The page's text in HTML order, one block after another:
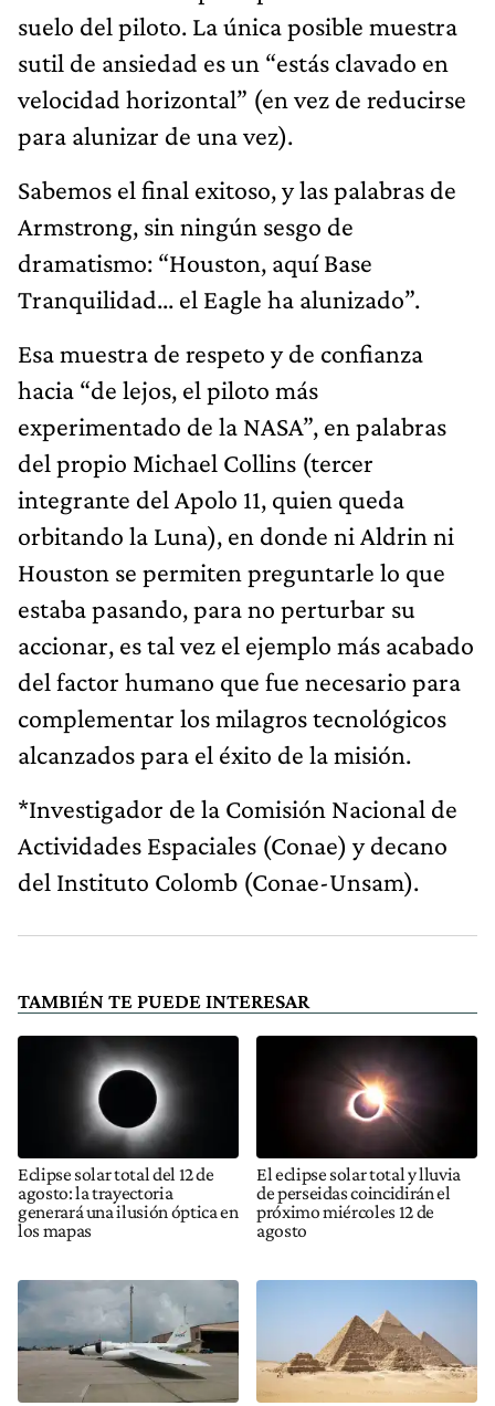
suelo del piloto. La única posible muestra
sutil de ansiedad es un “estás clavado en
velocidad horizontal” (en vez de reducirse
para alunizar de una vez).
Sabemos el final exitoso, y las palabras de
Armstrong, sin ningún sesgo de
dramatismo: “Houston, aquí Base
Tranquilidad... el Eagle ha alunizado”.
Esa muestra de respeto y de confianza
hacia “de lejos, el piloto más
experimentado de la NASA”, en palabras
del propio Michael Collins (tercer
integrante del Apolo 11, quien queda
orbitando la Luna), en donde ni Aldrin ni
Houston se permiten preguntarle lo que
estaba pasando, para no perturbar su
accionar, es tal vez el ejemplo más acabado
del factor humano que fue necesario para
complementar los milagros tecnológicos
alcanzados para el éxito de la misión.
*Investigador de la Comisión Nacional de
Actividades Espaciales (Conae) y decano
del Instituto Colomb (Conae-Unsam).
TAMBIÉN TE PUEDE INTERESAR
Eclipse solar total del 12 de
agosto: la trayectoria
generará una ilusión óptica en
los mapas
El eclipse solar total y lluvia
de perseidas coincidirán el
próximo miércoles 12 de
agosto